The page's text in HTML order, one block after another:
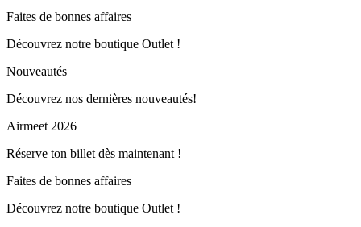
Faites de bonnes affaires
Découvrez notre boutique Outlet !
Nouveautés
Découvrez nos dernières nouveautés!
Airmeet 2026
Réserve ton billet dès maintenant !
Faites de bonnes affaires
Découvrez notre boutique Outlet !